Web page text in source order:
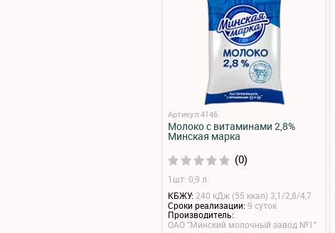
Артикул:4146
Молоко с витаминами 2,8%
Минская марка
(0)
1шт: 0,9 л.
КБЖУ: 240 кДж (55 ккал) 3,1/2,8/4,7
Сроки реализации:9 суток
Производитель:
ОАО "Минский молочный завод №1"